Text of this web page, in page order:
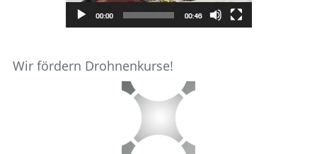
Wir fördern Drohnenkurse!